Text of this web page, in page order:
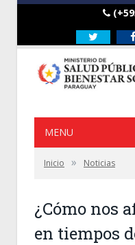
Twitter
MENU
Inicio » Noticias
¿Cómo nos
en tiempos